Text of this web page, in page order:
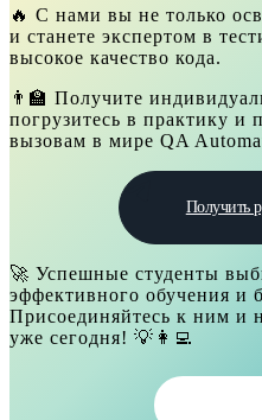
🔥 С нами вы не только
и станете экспертом в
высокое качество кода.
👨‍🏫 Получите
погрузитесь в практику и
вызовам в мире QA
Получить
🚀 Успешные студенты
эффективного обучения и
Присоединяйтесь к ним и
уже сегодня! 💡👩‍💻